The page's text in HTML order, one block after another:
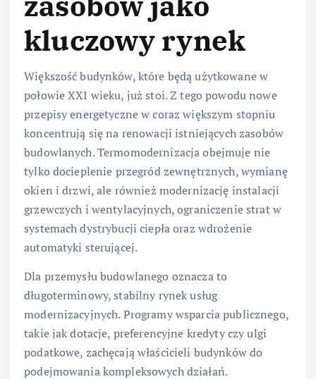
kluczowy rynek
Większość budynków, które będą użytkowane w
połowie XXI wieku, już stoi. Z tego powodu nowe
przepisy energetyczne w coraz większym stopniu
koncentrują się na renowacji istniejących zasobów
budowlanych. Termomodernizacja obejmuje nie
tylko docieplenie przegród zewnętrznych, wymianę
okien i drzwi, ale również modernizację instalacji
grzewczych i wentylacyjnych, ograniczenie strat w
systemach dystrybucji ciepła oraz wdrożenie
automatyki sterującej.
Dla przemysłu budowlanego oznacza to
długoterminowy, stabilny rynek usług
modernizacyjnych. Programy wsparcia publicznego,
takie jak dotacje, preferencyjne kredyty czy ulgi
podatkowe, zachęcają właścicieli budynków do
podejmowania kompleksowych działań.